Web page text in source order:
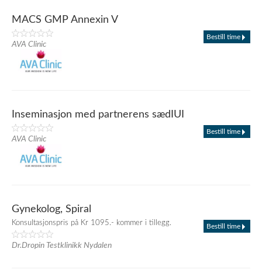
MACS GMP Annexin V
AVA Clinic
Bestill time
Inseminasjon med partnerens sædIUI
AVA Clinic
Bestill time
Gynekolog, Spiral
Konsultasjonspris på Kr 1095.- kommer i tillegg.
Dr.Dropin Testklinikk Nydalen
Bestill time